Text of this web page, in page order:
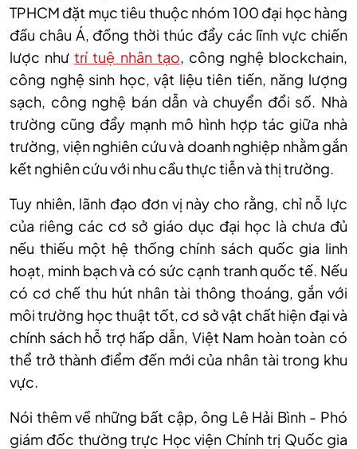
TPHCM đặt mục tiêu thuộc nhóm 100 đại học hàng
đầu châu Á, đồng thời thúc đẩy các lĩnh vực chiến
lược nhưtrí tuệ nhân tạo, công nghệ blockchain,
công nghệ sinh học, vật liệu tiên tiến, năng lượng
sạch, công nghệ bán dẫn và chuyển đổi số. Nhà
trường cũng đẩy mạnh mô hình hợp tác giữa nhà
trường, viện nghiên cứu và doanh nghiệp nhằm gắn
kết nghiên cứu với nhu cầu thực tiễn và thị trường.
Tuy nhiên, lãnh đạo đơn vị này cho rằng, chỉ nỗ lực
của riêng các cơ sở giáo dục đại học là chưa đủ
nếu thiếu một hệ thống chính sách quốc gia linh
hoạt, minh bạch và có sức cạnh tranh quốc tế. Nếu
có cơ chế thu hút nhân tài thông thoáng, gắn với
môi trường học thuật tốt, cơ sở vật chất hiện đại và
chính sách hỗ trợ hấp dẫn, Việt Nam hoàn toàn có
thể trở thành điểm đến mới của nhân tài trong khu
vực.
Nói thêm về những bất cập, ông Lê Hải Bình - Phó
giám đốc thường trực Học viện Chính trị Quốc gia